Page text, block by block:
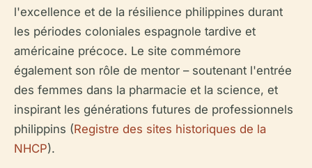
l'excellence et de la résilience philippines durant
les périodes coloniales espagnole tardive et
américaine précoce. Le site commémore
également son rôle de mentor – soutenant l'entrée
des femmes dans la pharmacie et la science, et
inspirant les générations futures de professionnels
philippins (Registre des sites historiques de la
NHCP).